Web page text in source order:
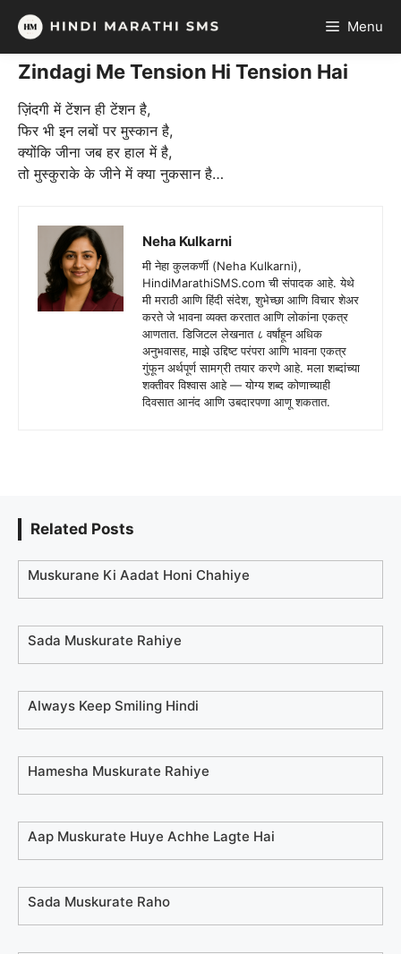
Skip
content
Menu
Zindagi Me Tension Hi Tension Hai
ज़िंदगी में टेंशन ही टेंशन है,
फिर भी इन लबों पर मुस्कान है,
क्योंकि जीना जब हर हाल में है,
तो मुस्कुराके के जीने में क्या नुकसान है…
Neha Kulkarni
मी नेहा कुलकर्णी (Neha Kulkarni),
HindiMarathiSMS.com ची संपादक आहे. येथे
मी मराठी आणि हिंदी संदेश, शुभेच्छा आणि विचार शेअर
करते जे भावना व्यक्त करतात आणि लोकांना एकत्र
आणतात. डिजिटल लेखनात ८ वर्षांहून अधिक
अनुभवासह, माझे उद्दिष्ट परंपरा आणि भावना एकत्र
गुंफून अर्थपूर्ण सामग्री तयार करणे आहे. मला शब्दांच्या
शक्तीवर विश्वास आहे — योग्य शब्द कोणाच्याही
दिवसात आनंद आणि उबदारपणा आणू शकतात.
Related Posts
Muskurane Ki Aadat Honi Chahiye
Sada Muskurate Rahiye
Always Keep Smiling Hindi
Hamesha Muskurate Rahiye
Aap Muskurate Huye Achhe Lagte Hai
Sada Muskurate Raho